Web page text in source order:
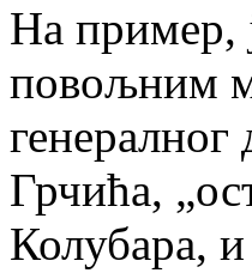
На пример,
повољним
Грчића,
Колубара,